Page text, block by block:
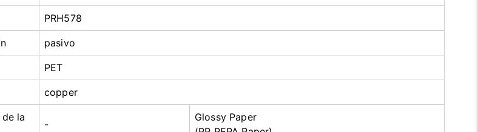
PRH578
pasivo
PET
copper
la
-
Glossy Paper